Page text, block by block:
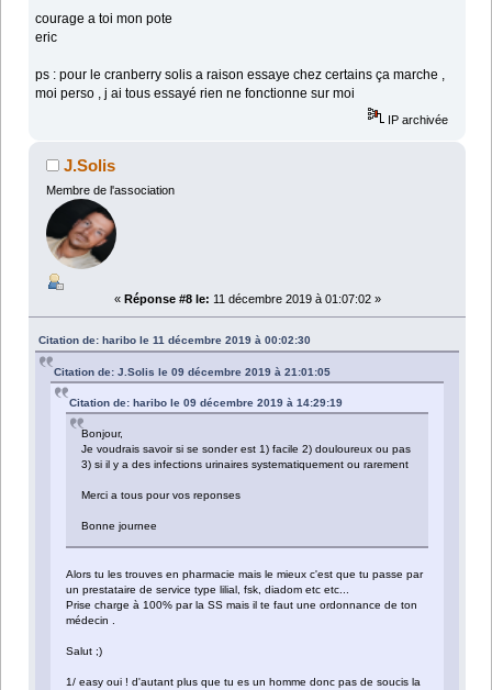
courage a toi mon pote
eric
ps : pour le cranberry solis a raison essaye chez certains ça marche ,
moi perso , j ai tous essayé rien ne fonctionne sur moi
IP archivée
J.Solis
Membre de l'association
« Réponse #8 le: 11 décembre 2019 à 01:07:02 »
Citation de: haribo le 11 décembre 2019 à 00:02:30
Citation de: J.Solis le 09 décembre 2019 à 21:01:05
Citation de: haribo le 09 décembre 2019 à 14:29:19
Bonjour,
Je voudrais savoir si se sonder est 1) facile 2) douloureux ou pas
3) si il y a des infections urinaires systematiquement ou rarement
Merci a tous pour vos reponses
Bonne journee
Alors tu les trouves en pharmacie mais le mieux c'est que tu passe par
un prestataire de service type lilial, fsk, diadom etc etc...
Prise charge à 100% par la SS mais il te faut une ordonnance de ton
médecin .
Salut ;)
1/ easy oui ! d'autant plus que tu es un homme donc pas de soucis la